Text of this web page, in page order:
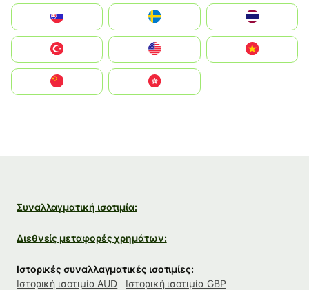
United States
中國香港特別行政區
Συναλλαγματική ισοτιμία:
Διεθνείς μεταφορές χρημάτων:
Ιστορικές συναλλαγματικές ισοτιμίες:
Ιστορική ισοτιμία AUD
Ιστορική ισοτιμία GBP